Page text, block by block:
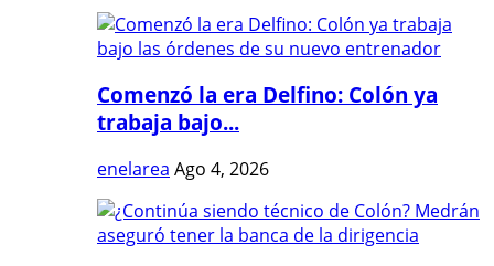
Comenzó la era Delfino: Colón ya
trabaja bajo...
enelarea Ago 4, 2026